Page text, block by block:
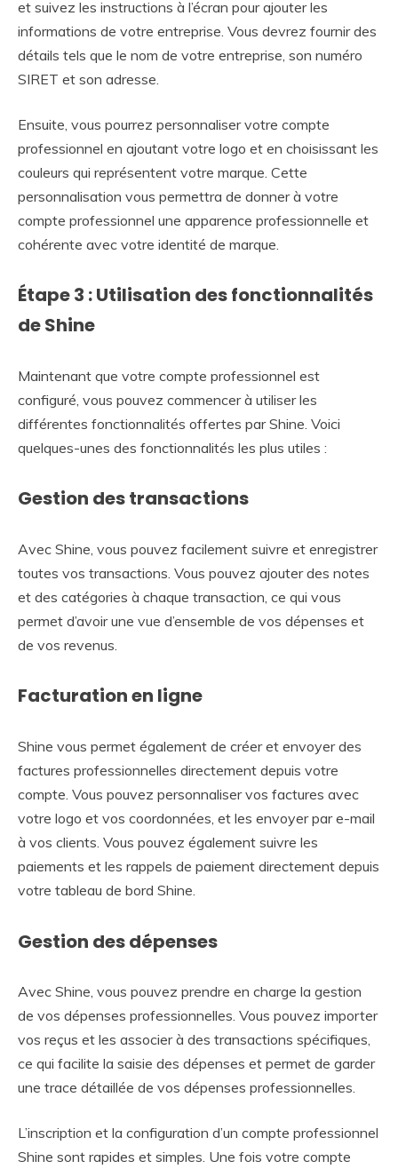
et suivez les instructions à l’écran pour ajouter les
informations de votre entreprise. Vous devrez fournir des
détails tels que le nom de votre entreprise, son numéro
SIRET et son adresse.
Ensuite, vous pourrez personnaliser votre compte
professionnel en ajoutant votre logo et en choisissant les
couleurs qui représentent votre marque. Cette
personnalisation vous permettra de donner à votre
compte professionnel une apparence professionnelle et
cohérente avec votre identité de marque.
Étape 3 : Utilisation des fonctionnalités
de Shine
Maintenant que votre compte professionnel est
configuré, vous pouvez commencer à utiliser les
différentes fonctionnalités offertes par Shine. Voici
quelques-unes des fonctionnalités les plus utiles :
Gestion des transactions
Avec Shine, vous pouvez facilement suivre et enregistrer
toutes vos transactions. Vous pouvez ajouter des notes
et des catégories à chaque transaction, ce qui vous
permet d’avoir une vue d’ensemble de vos dépenses et
de vos revenus.
Facturation en ligne
Shine vous permet également de créer et envoyer des
factures professionnelles directement depuis votre
compte. Vous pouvez personnaliser vos factures avec
votre logo et vos coordonnées, et les envoyer par e-mail
à vos clients. Vous pouvez également suivre les
paiements et les rappels de paiement directement depuis
votre tableau de bord Shine.
Gestion des dépenses
Avec Shine, vous pouvez prendre en charge la gestion
de vos dépenses professionnelles. Vous pouvez importer
vos reçus et les associer à des transactions spécifiques,
ce qui facilite la saisie des dépenses et permet de garder
une trace détaillée de vos dépenses professionnelles.
L’inscription et la configuration d’un compte professionnel
Shine sont rapides et simples. Une fois votre compte